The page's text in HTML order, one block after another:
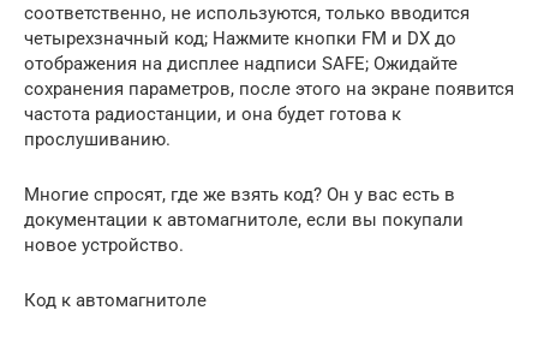
соответственно, не используются, только вводится
четырехзначный код; Нажмите кнопки FM и DX до
отображения на дисплее надписи SAFE; Ожидайте
сохранения параметров, после этого на экране появится
частота радиостанции, и она будет готова к
прослушиванию.
Многие спросят, где же взять код? Он у вас есть в
документации к автомагнитоле, если вы покупали
новое устройство.
Код к автомагнитоле